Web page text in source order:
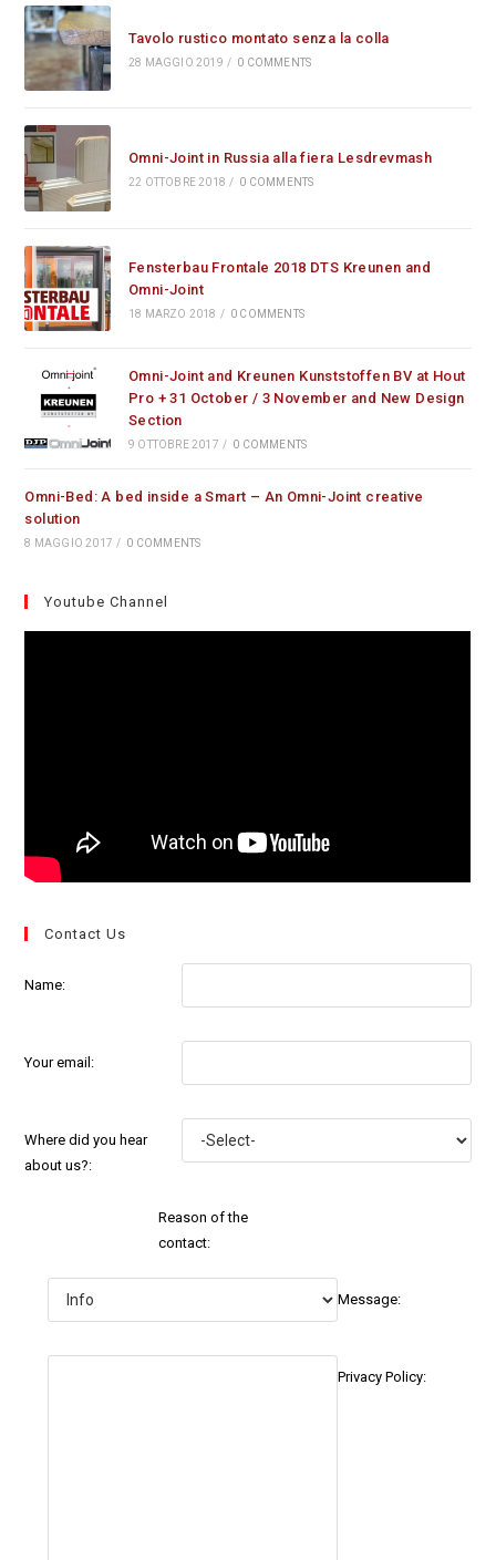
Tavolo rustico montato senza la colla
28 MAGGIO 2019 / 0 COMMENTS
Omni-Joint in Russia alla fiera Lesdrevmash
22 OTTOBRE 2018 / 0 COMMENTS
Fensterbau Frontale 2018 DTS Kreunen and
Omni-Joint
18 MARZO 2018 / 0 COMMENTS
Omni-Joint and Kreunen Kunststoffen BV at Hout
Pro + 31 October / 3 November and New Design
Section
9 OTTOBRE 2017 / 0 COMMENTS
Omni-Bed: A bed inside a Smart – An Omni-Joint creative
solution
8 MAGGIO 2017 / 0 COMMENTS
Youtube Channel
Contact Us
Name:
Your email:
Where did you hear
about us?:
Reason of the
contact:
Message:
Privacy Policy: